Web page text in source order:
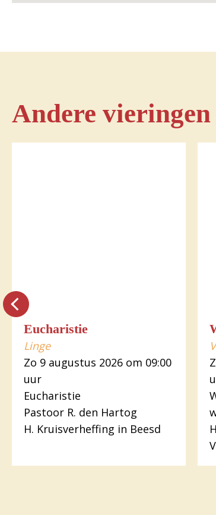
Andere vieringen
Eucharistie
Linge
Zo 9 augustus 2026 om 09:00
uur
Eucharistie
Pastoor R. den Hartog
H. Kruisverheffing in Beesd